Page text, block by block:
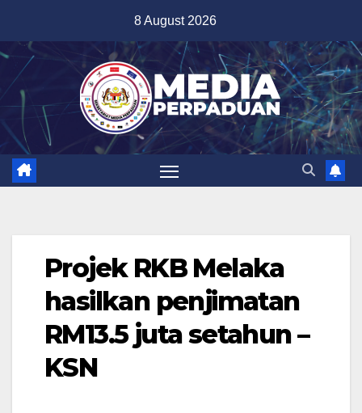
content
8 August 2026
Projek RKB Melaka
hasilkan penjimatan
RM13.5 juta setahun –
KSN